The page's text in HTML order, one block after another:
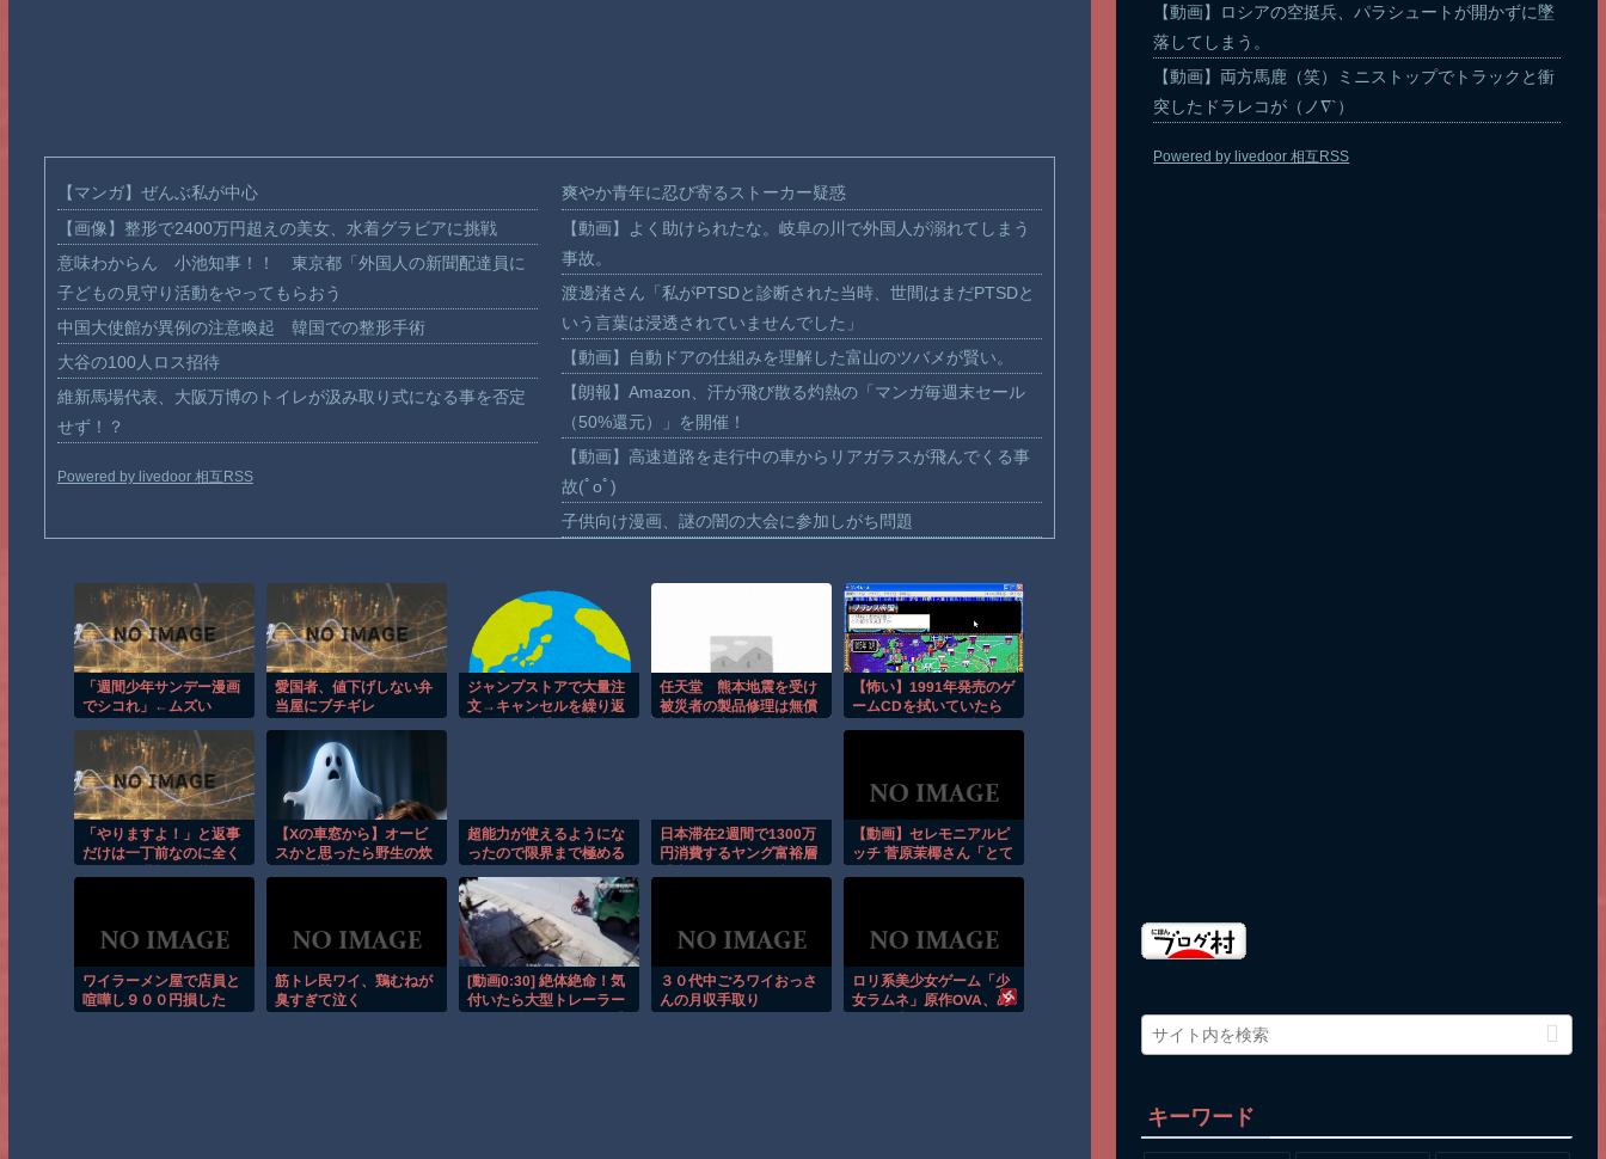
【マンガ】ぜんぶ私が中心
【画像】整形で2400万円超えの美女、水着グラビアに挑戦
意味わからん 小池知事！！ 東京都「外国人の新聞配達員に
子どもの見守り活動をやってもらおう
中国大使館が異例の注意喚起 韓国での整形手術
大谷の100人ロス招待
維新馬場代表、大阪万博のトイレが汲み取り式になる事を否定
せず！？
Powered by livedoor 相互RSS
爽やか青年に忍び寄るストーカー疑惑
【動画】よく助けられたな。岐阜の川で外国人が溺れてしまう
事故。
渡邊渚さん「私がPTSDと診断された当時、世間はまだPTSDと
いう言葉は浸透されていませんでした」
【動画】自動ドアの仕組みを理解した富山のツバメが賢い。
【朗報】Amazon、汗が飛び散る灼熱の「マンガ毎週末セール
（50%還元）」を開催！
【動画】高速道路を走行中の車からリアガラスが飛んでくる事
故(ﾟoﾟ)
子供向け漫画、謎の闇の大会に参加しがち問題
【動画】両方馬鹿（笑）ミニストップでトラックと衝突したド
ラレコが（ノ∇`）
【朗報】大人気漫画「GANTZ」がAmazonでなんと全巻100円
ｗｗｗｗｗｗ
「週間少年サンデー漫画
でシコれ」←ムズい
愛国者、値下げしない弁
当屋にブチギレ
ジャンプストアで大量注
文→キャンセルを繰り返
任天堂 熊本地震を受け
被災者の製品修理は無償
【怖い】1991年発売のゲ
ームCDを拭いていたら
「やりますよ！」と返事
だけは一丁前なのに全く
からやる」と拒否…やる
気ないなら引き受けるな
よ・・・
【Xの車窓から】オービ
スかと思ったら野生の炊
超能力が使えるようにな
ったので限界まで極める
日本滞在2週間で1300万
円消費するヤング富裕層
【動画】セレモニアルピ
ッチ 菅原茉椰さん「とて
テマリーンズ」
ワイラーメン屋で店員と
喧嘩し９００円損した
筋トレ民ワイ、鶏むねが
臭すぎて泣く
[動画0:30] 絶体絶命！気
付いたら大型トレーラー
３０代中ごろワイおっさ
んの月収手取り
ロリ系美少女ゲーム「少
女ラムネ」原作OVA、め
【動画】ロシアの空挺兵、パラシュートが開かずに墜
落してしまう。
【動画】両方馬鹿（笑）ミニストップでトラックと衝
突したドラレコが（ノ∇`）
Powered by livedoor 相互RSS
キーワード